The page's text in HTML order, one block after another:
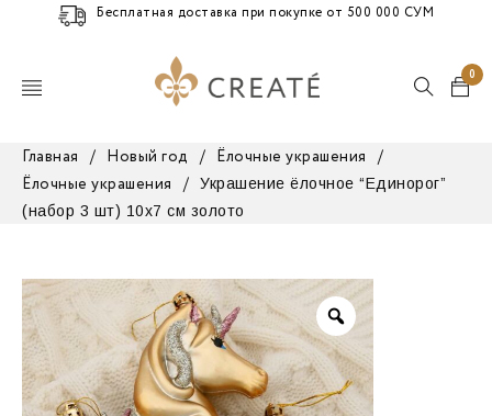
Бесплатная доставка при покупке от 500 000 СУМ
0
Главная / Новый год / Ёлочные украшения
/
Ёлочные украшения
/
Украшение ёлочное “Единорог”
(набор 3 шт) 10х7 см золото